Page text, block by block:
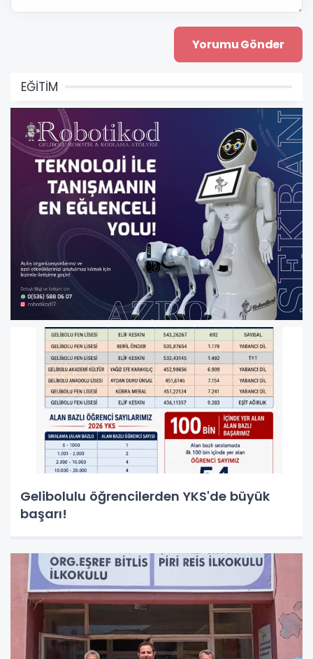
EĞİTİM
Gelibolulu öğrencilerden YKS'de büyük
başarı!